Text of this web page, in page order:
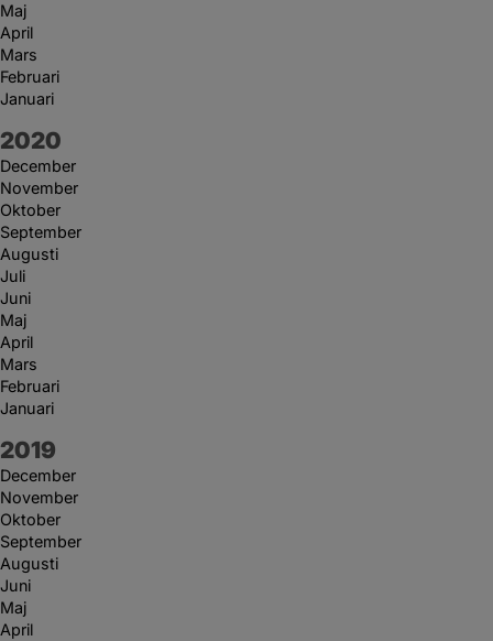
Maj
April
Mars
Februari
Januari
År:
2020
December
November
Oktober
September
Augusti
Juli
Juni
Maj
April
Mars
Februari
Januari
År:
2019
December
November
Oktober
September
Augusti
Juni
Maj
April